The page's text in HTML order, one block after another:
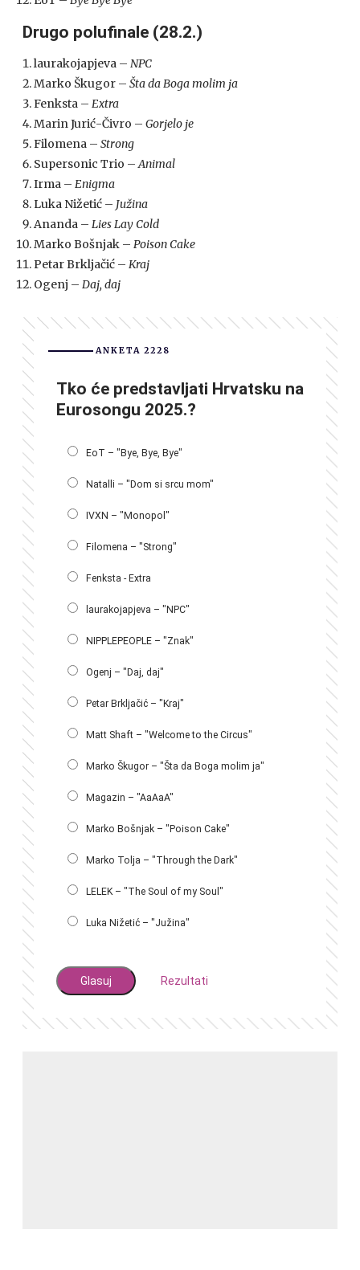
Drugo polufinale (28.2.)
laurakojapjeva – NPC
Marko Škugor – Šta da Boga molim ja
Fenksta – Extra
Marin Jurić-Čivro – Gorjelo je
Filomena – Strong
Supersonic Trio –Animal
Irma – Enigma
Luka Nižetić – Južina
Ananda – Lies Lay Cold
Marko Bošnjak – Poison Cake
Petar Brkljačić – Kraj
Ogenj – Daj, daj
ANKETA 2228
Tko će predstavljati Hrvatsku na
Eurosongu 2025.?
EoT – "Bye, Bye, Bye"
Natalli – "Dom si srcu mom"
IVXN – "Monopol"
Filomena – "Strong"
Fenksta - Extra
laurakojapjeva – "NPC"
NIPPLEPEOPLE – "Znak"
Ogenj – "Daj, daj"
Petar Brkljačić – "Kraj"
Matt Shaft – "Welcome to the Circus"
Marko Škugor – "Šta da Boga molim ja"
Magazin – "AaAaA"
Marko Bošnjak – "Poison Cake"
Marko Tolja – "Through the Dark"
LELEK – "The Soul of my Soul"
Luka Nižetić – "Južina"
Rezultati